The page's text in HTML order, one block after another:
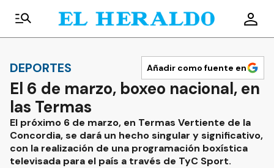
DEPORTES Añadir como fuente en
El 6 de marzo, boxeo nacional, en
las Termas
El próximo 6 de marzo, en Termas Vertiente de la
Concordia, se dará un hecho singular y significativo,
con la realización de una programación boxística
televisada para el país a través de TyC Sport.